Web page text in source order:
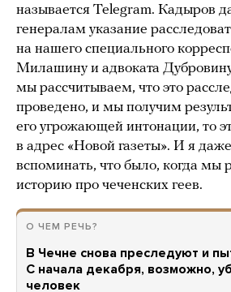
называется Telegram. Кадыров
генералам указание
на нашего специального
Милашину и адвоката
мы рассчитываем, что это
проведено, и мы получим
его угрожающей интонации, то
в адрес «Новой газеты». И я
вспоминать, что было, когда мы
историю про чеченских геев.
О ЧЕМ РЕЧЬ?
В Чечне снова преследуют и
С начала декабря, возможно,
человек